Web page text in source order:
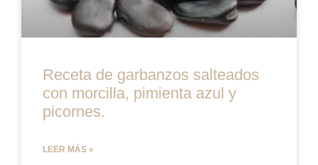
Receta de garbanzos salteados
con morcilla, pimienta azul y
picornes.
LEER MÁS »